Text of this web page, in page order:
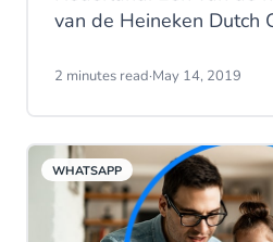
van de Heineken Dutch
Commerce in om fan-
2 minutes read·May 14, 2019
WHATSAPP